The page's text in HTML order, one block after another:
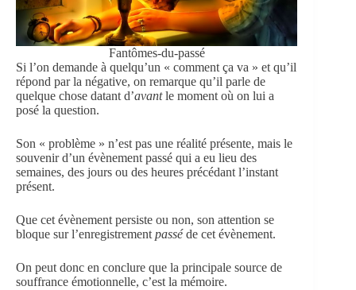
Fantômes-du-passé
Si l’on demande à quelqu’un « comment ça va » et qu’il
répond par la négative, on remarque qu’il parle de
quelque chose datant d’avantle moment où on lui a
posé la question.
Son « problème » n’est pas une réalité présente, mais le
souvenir d’un évènement passé qui a eu lieu des
semaines, des jours ou des heures précédant l’instant
présent.
Que cet évènement persiste ou non, son attention se
bloque sur l’enregistrementpassé de cet évènement.
On peut donc en conclure que la principale source de
souffrance émotionnelle, c’est la mémoire.